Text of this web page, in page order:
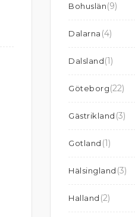
Bohuslän(9)
Dalarna (4)
Dalsland(1)
Göteborg(22)
Gästrikland (3)
Gotland (1)
Hälsingland (3)
Halland (2)